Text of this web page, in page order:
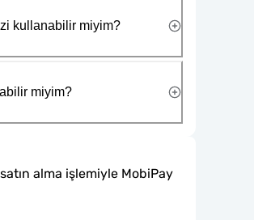
kullanabilir miyim?
miyim?
alma işlemiyle MobiPay